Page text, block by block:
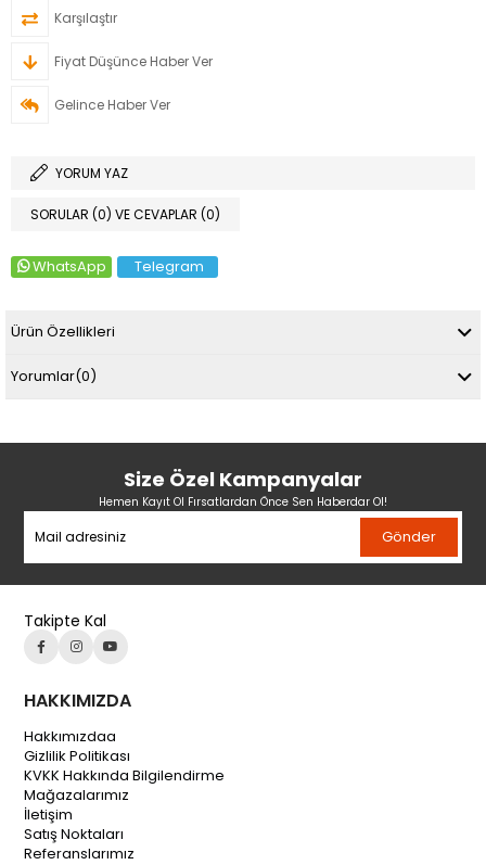
Karşılaştır
Fiyat Düşünce Haber Ver
Gelince Haber Ver
YORUM YAZ
SORULAR (0) VE CEVAPLAR (0)
WhatsApp Telegram
Ürün Özellikleri
Yorumlar(0)
Size Özel Kampanyalar
Hemen Kayıt Ol Fırsatlardan Önce Sen Haberdar Ol!
Gönder
Takipte Kal
HAKKIMIZDA
Hakkımızdaa
Gizlilik Politikası
KVKK Hakkında Bilgilendirme
Mağazalarımız
İletişim
Satış Noktaları
Referanslarımız